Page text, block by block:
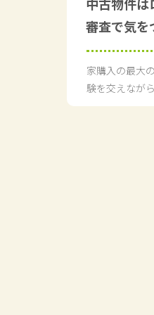
中古物件は
審査で気を
家購入の最大
験を交えなが